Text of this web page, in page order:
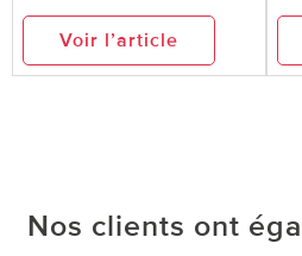
Voir l’article
Nos clients ont